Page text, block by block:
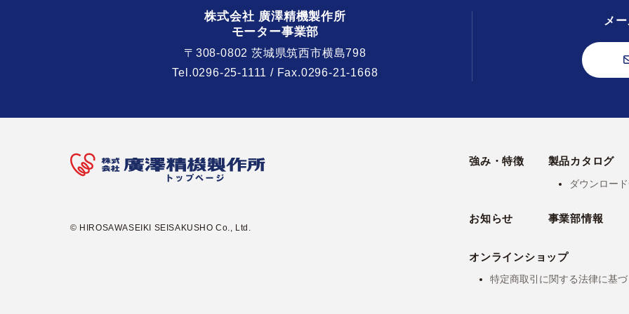
メ
株式会社 廣澤精機製作所
モーター事業部
〒308-0802 茨城県筑西市横島798
Tel.0296-25-1111 / Fax.0296-21-1668
© HIROSAWASEIKI SEISAKUSHO Co., Ltd.
強み・特徴 製品カタログ
ダウンロー
お知らせ 事業部情報
オンラインショップ
特定商取引に関する法律に基